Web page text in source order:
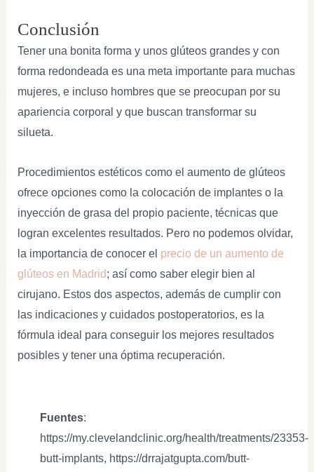
Conclusión
Tener una bonita forma y unos glúteos grandes y con
forma redondeada es una meta importante para muchas
mujeres, e incluso hombres que se preocupan por su
apariencia corporal y que buscan transformar su
silueta.
Procedimientos estéticos como el aumento de glúteos
ofrece opciones como la colocación de implantes o la
inyección de grasa del propio paciente, técnicas que
logran excelentes resultados. Pero no podemos olvidar,
la importancia de conocer el precio de un aumento de
glúteos en Madrid; así como saber elegir bien al
cirujano. Estos dos aspectos, además de cumplir con
las indicaciones y cuidados postoperatorios, es la
fórmula ideal para conseguir los mejores resultados
posibles y tener una óptima recuperación.
Fuentes:
https://my.clevelandclinic.org/health/treatments/23353-
butt-implants, https://drrajatgupta.com/butt-